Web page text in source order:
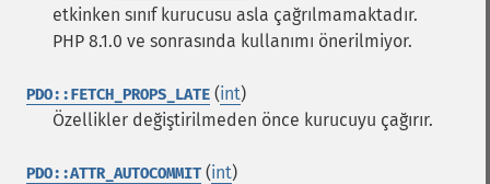
etkinken sınıf kurucusu asla çağrılmamaktadır.
PHP 8.1.0 ve sonrasında kullanımı önerilmiyor.
PDO::FETCH_PROPS_LATE (int)
Özellikler değiştirilmeden önce kurucuyu çağırır.
PDO::ATTR_AUTOCOMMIT (int)